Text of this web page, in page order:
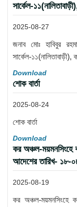
সার্কেল-
2025-08-27
জনাব মোঃ হাবিবুর
সার্কেল-
Download
শোক বার্তা
2025-08-24
শোক বার্তা
Download
কর অঞ্চল-ময়মনসিংহে
আদেশের তারিখ- ১৮-
2025-08-19
কর অঞ্চল-ময়মনসিংহে